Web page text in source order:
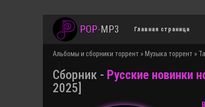
POP-MP3 Главная страница
Альбомы и сборники торрент » Музыка торрент »
Сборник - Русские новинки
2025]